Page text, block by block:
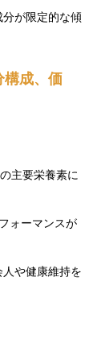
が限定的な傾
構成、価
主要栄養素に
ォーマンスが
人や健康維持を